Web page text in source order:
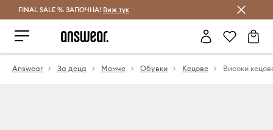
Спестявай с Answear Club
FINAL SALE % ЗАПОЧНА! Виж тук
Answear За деца Момче Обувки Кецове Високи